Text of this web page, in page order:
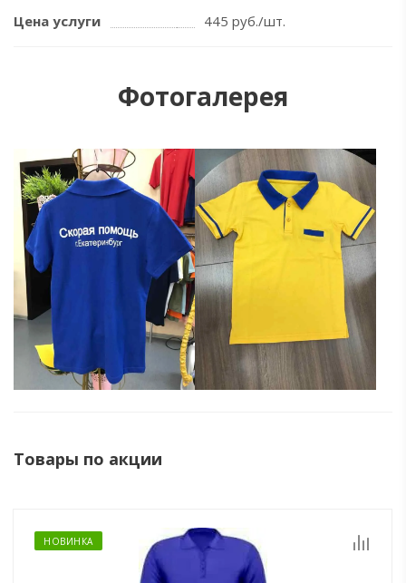
Цена услуги 445 руб./шт.
Фотогалерея
Товары по акции
НОВИНКА